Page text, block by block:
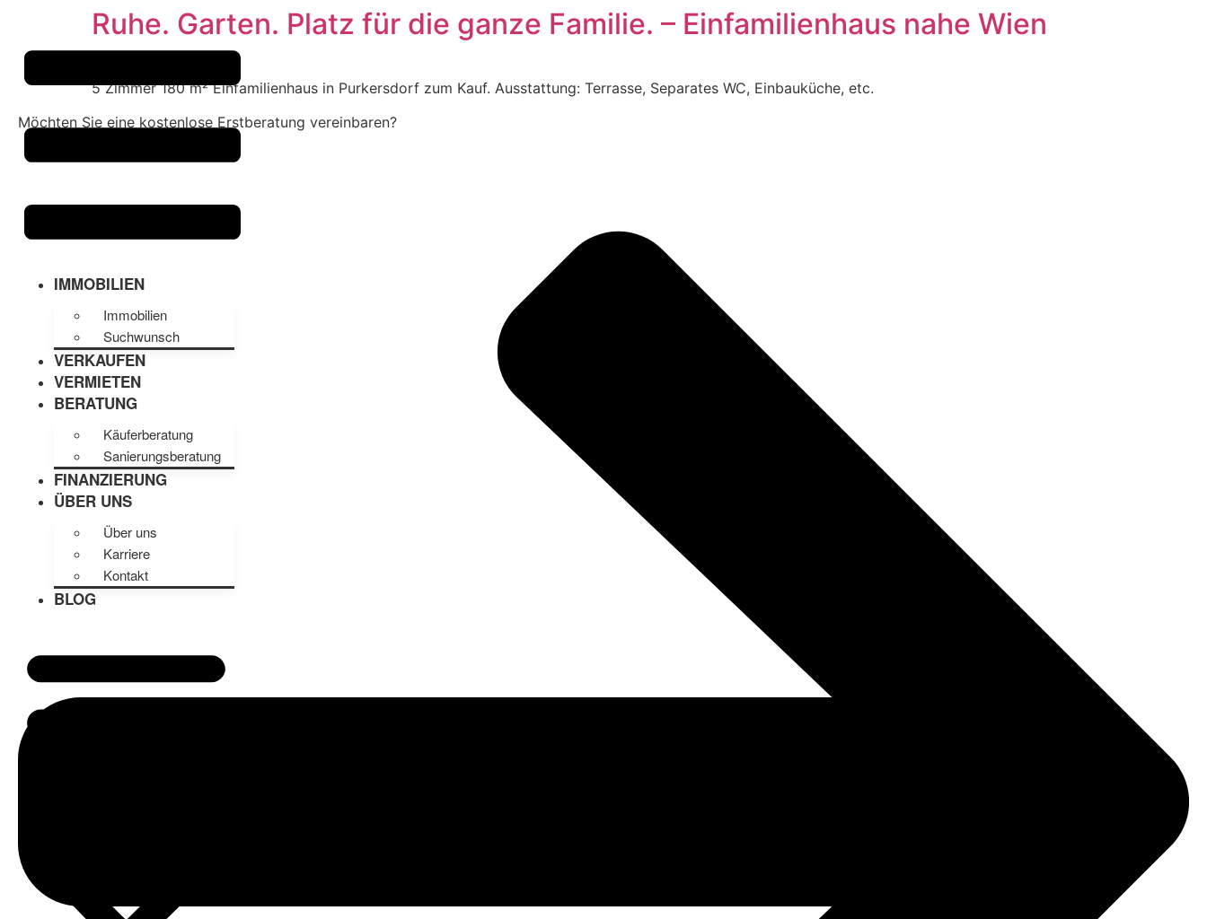
springen
IMMOBILIEN
Immobilien
Suchwunsch
VERKAUFEN
VERMIETEN
BERATUNG
Käuferberatung
Sanierungsberatung
FINANZIERUNG
ÜBER UNS
Über uns
Karriere
Kontakt
BLOG
Ruhe. Garten. Platz für die ganze Familie. – Einfamilienhaus nahe Wien
5 Zimmer 180 m² Einfamilienhaus in Purkersdorf zum Kauf. Ausstattung: Terrasse, Separates WC, Einbauküche, etc.
Möchten Sie eine kostenlose Erstberatung vereinbaren?